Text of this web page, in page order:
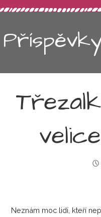
Neznám moc lidí, kteří